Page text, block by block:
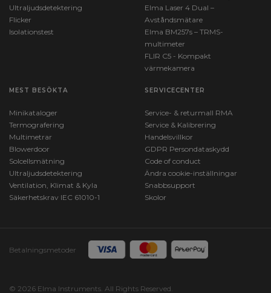
Ultraljudsdetektering
Flicker
Isolationstest
Elma Laser 4 Dual –
Avståndsmätare
Elma BM257s – TRMS-
multimeter
FLIR C5 - Kompakt
värmekamera
MEST BESÖKTA
Minikataloger
Termografering
Multimetrar
Blowerdoor
Solcellsmätning
Ultraljudsdetektering
Ventilation, Klimat & Kyla
Säkerhetskrav IEC 61010-1
SERVICECENTER
Service- & returmall RMA
Service & Kalibrering
Handelsvillkor
GDPR Persondataskydd
Code of conduct
Ändra cookie-inställningar
Snabbsupport
Skolor
Betalningsmetoder
© 2026 Elma Instruments. All Rights Reserved.